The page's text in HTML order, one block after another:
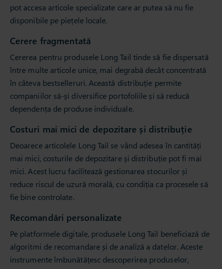
pot accesa articole specializate care ar putea să nu fie
disponibile pe piețele locale.
Cerere fragmentată
Cererea pentru produsele Long Tail tinde să fie dispersată
între multe articole unice, mai degrabă decât concentrată
în câteva bestselleruri. Această distribuție permite
companiilor să-și diversifice portofoliile și să reducă
dependența de produse individuale.
Costuri mai mici de depozitare și distribuție
Deoarece articolele Long Tail se vând adesea în cantități
mai mici, costurile de depozitare și distribuție pot fi mai
mici. Acest lucru facilitează gestionarea stocurilor și
reduce riscul de uzură morală, cu condiția ca procesele să
fie bine controlate.
Recomandări personalizate
Pe platformele digitale, produsele Long Tail beneficiază de
algoritmi de recomandare și de analiză a datelor. Aceste
instrumente îmbunătățesc descoperirea produselor,